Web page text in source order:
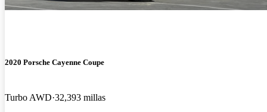
2020 Porsche Cayenne Coupe
Turbo AWD 32,393 millas